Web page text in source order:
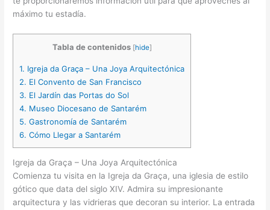
máximo tu estadía.
Tabla de contenidos [hide]
1. Igreja da Graça – Una Joya Arquitectónica
2. El Convento de San Francisco
3. El Jardín das Portas do Sol
4. Museo Diocesano de Santarém
5. Gastronomía de Santarém
6. Cómo Llegar a Santarém
Igreja da Graça – Una Joya Arquitectónica
Comienza tu visita en la Igreja da Graça, una iglesia de estilo
gótico que data del siglo XIV. Admira su impresionante
arquitectura y las vidrieras que decoran su interior. La entrada